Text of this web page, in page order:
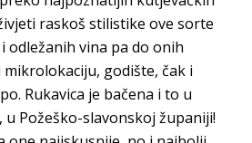
raskoš stilistike ove sorte
odležanih vina pa do onih
godište, čak i
Rukavica je bačena i to u
Požeško-slavonskoj županiji!